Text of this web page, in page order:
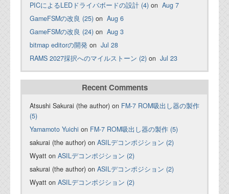
PICによるLEDドライバボードの設計 (4) on Aug 7
GameFSMの改良 (25) on Aug 6
GameFSMの改良 (24) on Aug 3
bitmap editorの開発 on Jul 28
RAMS 2027採択へのマイルストーン (2) on Jul 23
Recent Comments
Atsushi Sakurai (the author) on FM-7 ROM吸出し器の製作
(5)
Yamamoto Yuichi on FM-7 ROM吸出し器の製作 (5)
sakurai (the author) on ASILデコンポジション (2)
Wyatt on ASILデコンポジション (2)
sakurai (the author) on ASILデコンポジション (2)
Wyatt on ASILデコンポジション (2)